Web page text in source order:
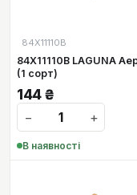
84X11110B
84X11110B LAGUNA
(1 сорт)
144₴
−
+
В наявності